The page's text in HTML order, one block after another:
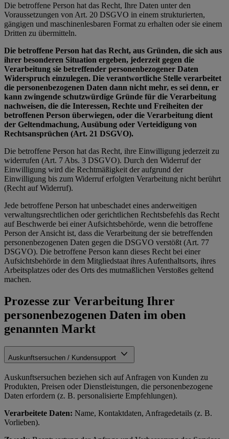
Die betroffene Person hat das Recht, Ihre Daten unter den
Voraussetzungen von Art. 20 DSGVO in einem strukturierten,
gängigen und maschinenlesbaren Format zu erhalten oder sie einem
Dritten zu übermitteln.
Die betroffene Person hat das Recht, aus Gründen, die sich aus
ihrer besonderen Situation ergeben, jederzeit gegen die
Verarbeitung sie betreffender personenbezogener Daten
Widerspruch einzulegen. Die verantwortliche Stelle verarbeitet
die personenbezogenen Daten dann nicht mehr, es sei denn, er
kann zwingende schutzwürdige Gründe für die Verarbeitung
nachweisen, die die Interessen, Rechte und Freiheiten der
betroffenen Person überwiegen, oder die Verarbeitung dient
der Geltendmachung, Ausübung oder Verteidigung von
Rechtsansprüchen (Art. 21 DSGVO).
Die betroffene Person hat das Recht, ihre Einwilligung jederzeit zu
widerrufen (Art. 7 Abs. 3 DSGVO). Durch den Widerruf der
Einwilligung wird die Rechtmäßigkeit der aufgrund der
Einwilligung bis zum Widerruf erfolgten Verarbeitung nicht berührt
(Recht auf Widerruf).
Jede betroffene Person hat unbeschadet eines anderweitigen
verwaltungsrechtlichen oder gerichtlichen Rechtsbefehls das Recht
auf Beschwerde bei einer Aufsichtsbehörde, wenn die betroffene
Person der Ansicht ist, dass die Verarbeitung der sie betreffenden
personenbezogenen Daten gegen die DSGVO verstößt (Art. 77
DSGVO). Die betroffene Person kann dieses Recht bei einer
Aufsichtsbehörde in dem Mitgliedstaat ihres Aufenthaltsorts, ihres
Arbeitsplatzes oder des Orts des mutmaßlichen Verstoßes geltend
machen.
Prozesse zur Verarbeitung Ihrer
personenbezogenen Daten im oben
genannten Markt
Auskunftsersuchen / Kundensupport
Auskunftsersuchen beziehen sich auf Anfragen von Kunden zu
Produkten, Preisen oder Dienstleistungen, die personenbezogene
Daten erfordern (z. B. personalisierte Empfehlungen).
Verarbeitete Daten: Name, Kontaktdaten, Anfragedetails (z. B.
Vorlieben).